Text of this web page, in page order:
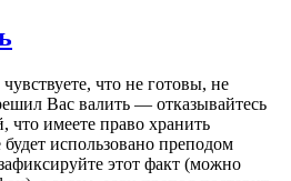
чувствуете, что не готовы, не
Вас валить — отказывайтесь
что имеете право хранить
использовано преподом
этот факт (можно